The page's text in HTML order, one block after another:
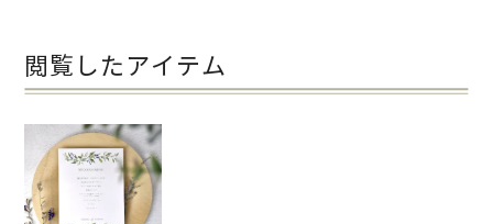
閲覧したアイテム